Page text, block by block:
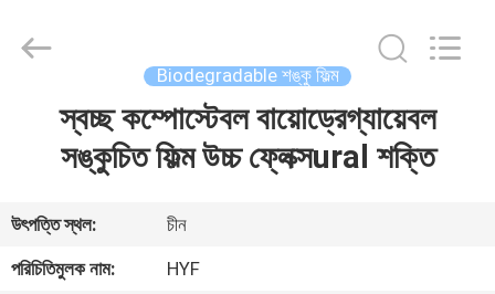
ভিডিও
Biodegradable শঙ্কু ফিল্ম
স্বচ্ছ কম্পোস্টেবল বায়োড্রেগ্যায়েবল
সঙ্কুচিত ফিল্ম উচ্চ ফ্লেক্সural শক্তি
উৎপত্তি স্থল:
চীন
পরিচিতিমুলক নাম:
HYF